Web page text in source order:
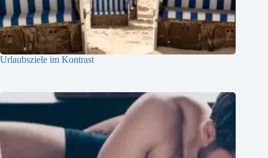
Urlaubsziele im Kontrast